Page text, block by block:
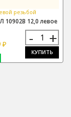
резьбой
10902В 12,0 левое
₽ - +
КУПИТЬ